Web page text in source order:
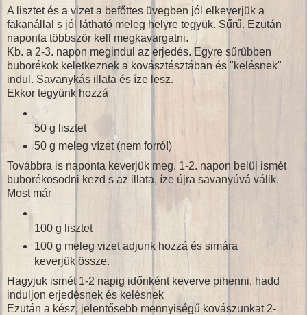
A lisztet és a vizet a befőttes üvegben jól elkeverjük a
fakanállal s jól látható meleg helyre tegyük. Sűrű. Ezután
naponta többször kell megkavargatni.
Kb. a 2-3. napon megindul az erjedés. Egyre sűrűbben
buborékok keletkeznek a kovásztésztában és "kelésnek"
indul. Savanykás illata és íze lesz.
Ekkor tegyünk hozzá
50 g lisztet
50 g meleg vízet (nem forró!)
Továbbra is naponta keverjük meg. 1-2. napon belül ismét
buborékosodni kezd s az illata, íze újra savanyúvá válik.
Most már
100 g lisztet
100 g meleg vizet adjunk hozzá és simára
keverjük össze.
Hagyjuk ismét 1-2 napig időnként keverve pihenni, hadd
induljon erjedésnek és kelésnek
Ezután a kész, jelentősebb mennyiségű kovászunkat 2-